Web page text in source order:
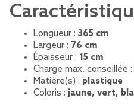
Longueur : 365 cm
Largeur : 76 cm
Épaisseur : 15 cm
Charge max. conseillée :
Matière(s) : plastique
Coloris : jaune, vert,